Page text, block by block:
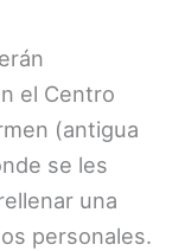
el Centro
(antigua
se les
una
personales.